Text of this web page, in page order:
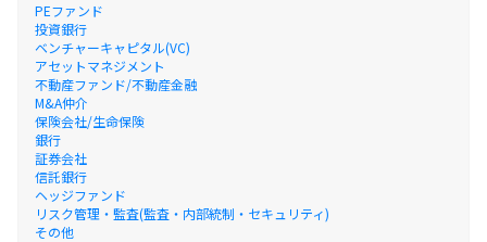
PEファンド
投資銀行
ベンチャーキャピタル(VC)
アセットマネジメント
不動産ファンド/不動産金融
M&A仲介
保険会社/生命保険
銀行
証券会社
信託銀行
ヘッジファンド
リスク管理・監査(監査・内部統制・セキュリティ)
その他